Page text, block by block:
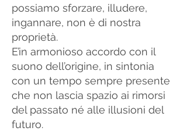
possiamo sforzare, illudere,
ingannare, non è di nostra
proprietà.
E’in armonioso accordo con il
suono dell’origine, in sintonia
con un tempo sempre presente
che non lascia spazio ai rimorsi
del passato né alle illusioni del
futuro.